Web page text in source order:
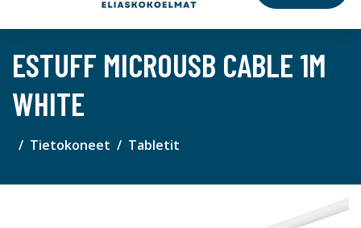
ESTUFF MICROUSB CABLE 1M
WHITE
Tietokoneet Tabletit